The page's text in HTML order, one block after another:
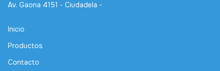
Av. Gaona 4151 - Ciudadela -
Inicio
Productos
Contacto